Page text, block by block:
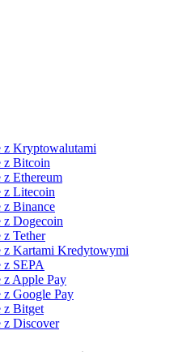
z Kryptowalutami
z Bitcoin
Ethereum
z Litecoin
Binance
Dogecoin
Tether
z Kartami Kredytowymi
z SEPA
Apple Pay
Google Pay
z Bitget
z Discover